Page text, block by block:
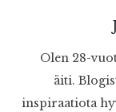
Olen 28-
äiti.
inspiraatiota